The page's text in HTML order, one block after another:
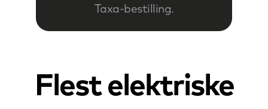
Taxa-bestilling
Flest elektriske